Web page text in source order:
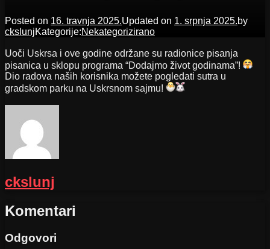
Posted on 16. travnja 2025.Updated on 1. srpnja 2025.by
ckslunjKategorije:Nekategorizirano
Uoči Uskrsa i ove godine održane su radionice pisanja
pisanica u sklopu programa “Dodajmo život godinama”!
Dio radova naših korisnika možete pogledati sutra u
gradskom parku na Uskrsnom sajmu!
ckslunj
Komentari
Odgovori